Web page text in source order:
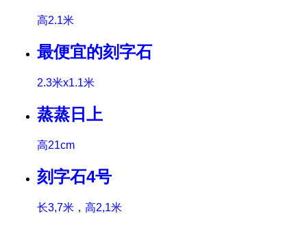
高2.1米
最便宜的刻字石
2.3米x1.1米
蒸蒸日上
高21cm
刻字石4号
长3,7米，高2,1米